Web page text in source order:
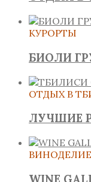
КУРОРТЫ
БИОЛИ
ОТДЫХ В
ЛУЧШИЕ
ВИНОДЕЛИЕ
WINE